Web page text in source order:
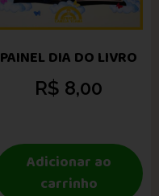
PAINEL DIA DO LIVRO
R$ 8,00
Adicionar ao
carrinho